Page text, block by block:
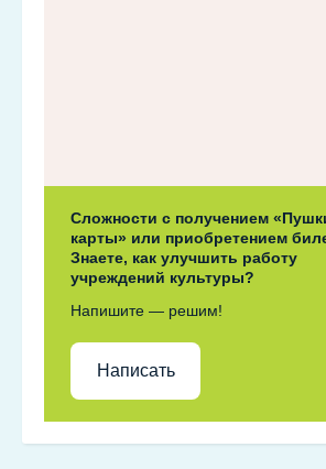
Сложности с получением
карты» или приобретением
Знаете, как улучшить работу
учреждений культуры?
Напишите — решим!
Написать